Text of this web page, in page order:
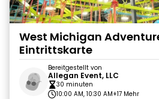
West Michigan
Eintrittskarte
Bereitgestellt von
Allegan Event, LLC
30 minuten
10:00 AM, 10:30 AM+17 Mehr